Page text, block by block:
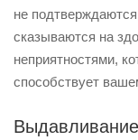
не
сказываются на
неприятностями,
способствует